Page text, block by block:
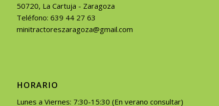
50720, La Cartuja - Zaragoza
Teléfono: 639 44 27 63
minitractoreszaragoza@gmail.com
HORARIO
Lunes a Viernes: 7:30-15:30 (En verano consultar)